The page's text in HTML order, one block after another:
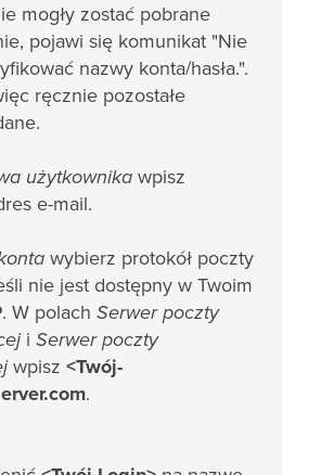
mogły zostać pobrane
pojawi się komunikat "Nie
nazwy konta/hasła.".
ręcznie pozostałe
użytkownika wpisz
e-mail.
wybierz protokół poczty
nie jest dostępny w Twoim
. W polach Serwer poczty
i Serwer poczty
wpisz <Twój-
.